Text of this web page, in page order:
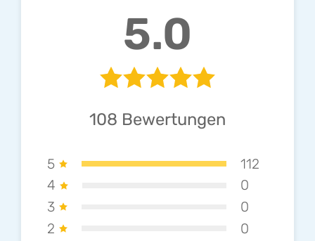
5.0
108 Bewertungen
5
112
4
0
3
0
2
0